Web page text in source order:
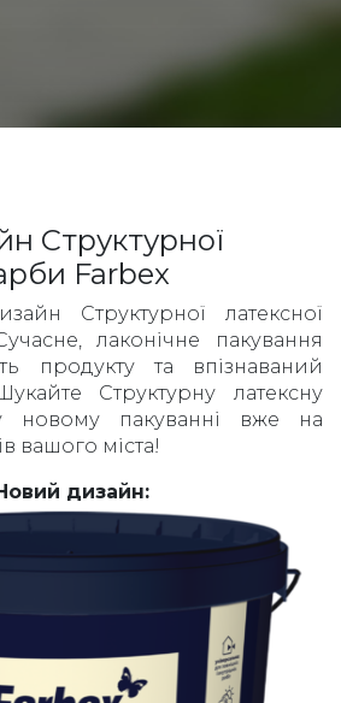
Структурної
Farbex
Структурної латексної
лаконічне пакування
продукту та впізнаваний
Структурну латексну
новому пакуванні вже на
вашого міста!
дизайн: